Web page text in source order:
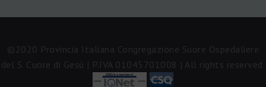
©2020 Provincia Italiana Congregazione Suore Ospedaliere
del S. Cuore di Gesù | P.IVA 01045701008 | All rights reserved.